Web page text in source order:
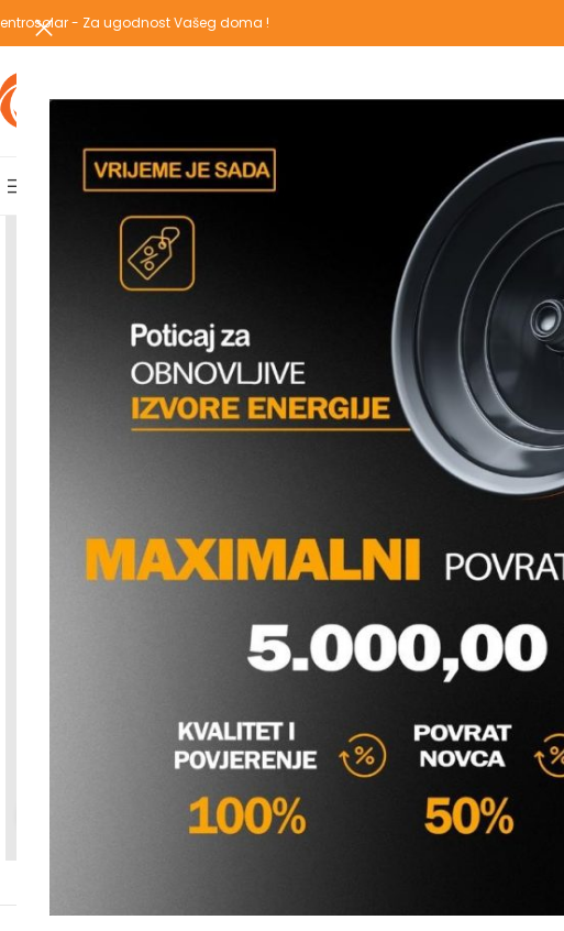
- Za ugodnost Vašeg doma !
POPULARNE KATEGORIJE PREGLEDAJ CIJELI
AKCIJSKA PONUDA